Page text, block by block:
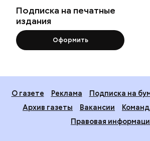
Подписка на печатные
издания
Оформить
О газете Реклама
Подписка на
Архив газеты
Вакансии
Правовая